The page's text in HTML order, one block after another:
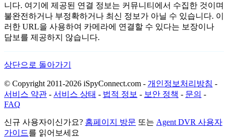
니다. 여기에 제공된 연결 정보는 커뮤니티에서 수집한 것이며
불완전하거나 부정확하거나 최신 정보가 아닐 수 있습니다. 이
러한 URL을 사용하여 카메라에 연결할 수 있다는 보장이나
담보를 제공하지 않습니다.
상단으로 돌아가기
© Copyright 2011-2026 iSpyConnect.com - 개인정보처리방침 -
서비스 약관 - 서비스 상태 - 법적 정보 - 보안 정책 - 문의 -
FAQ
신규 사용자이신가요? 홈페이지 방문 또는 Agent DVR 사용자
가이드를 읽어보세요